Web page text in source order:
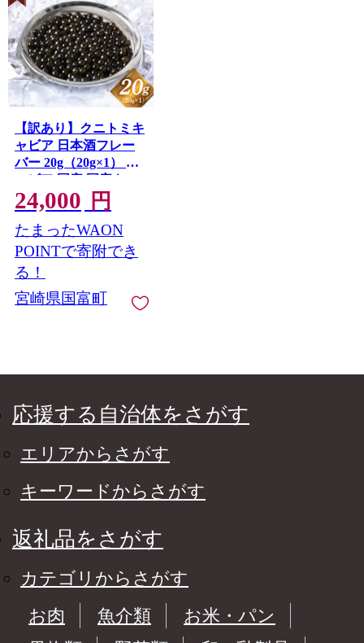
【訳あり】クニトミキ
ャビア 日本酒フレー
バー 20g（20g×1） キ
ャビア 国産 国産キャ
ビア 高級 宮崎県産 珍
味 おつまみ 酒の肴 家
飲み 冷凍 訳あり お取
り寄せ グルメ パーテ
ィー 日本酒 記念日 ご
褒美 おもてなし 魚卵
宮崎県 国富町
24,000 円
たまったWAON
POINTで寄附でき
る！
宮崎県国富町
応援する自治体をさがす
エリアからさがす
キーワードからさがす
返礼品をさがす
カテゴリからさがす
お肉
魚介類
お米・パン